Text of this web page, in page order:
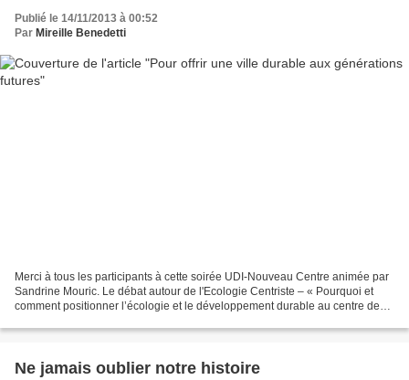
Publié le 14/11/2013 à 00:52
Par Mireille Benedetti
Merci à tous les participants à cette soirée UDI-Nouveau Centre animée par
Sandrine Mouric. Le débat autour de l'Ecologie Centriste – « Pourquoi et
comment positionner l’écologie et le développement durable au centre des
Ne jamais oublier notre histoire